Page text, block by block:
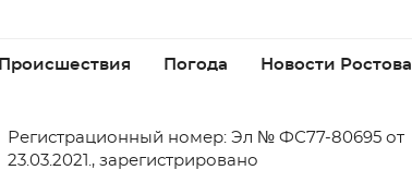
Происшествия Погода Новости Ростова
Регистрационный номер: Эл № ФС77-80695 от
23.03.2021., зарегистрировано